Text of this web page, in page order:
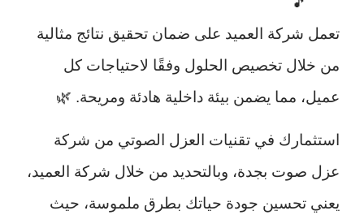
تعمل شركة العميد على ضمان تحقيق نتائج مثالية
من خلال تخصيص الحلول وفقًا لاحتياجات كل
عميل، مما يضمن بيئة داخلية هادئة ومريحة. 🌿
استثمارك في تقنيات العزل الصوتي من شركة
عزل صوت بجدة، وبالتحديد من خلال شركة العميد،
يعني تحسين جودة حياتك بطرق ملموسة، حيث